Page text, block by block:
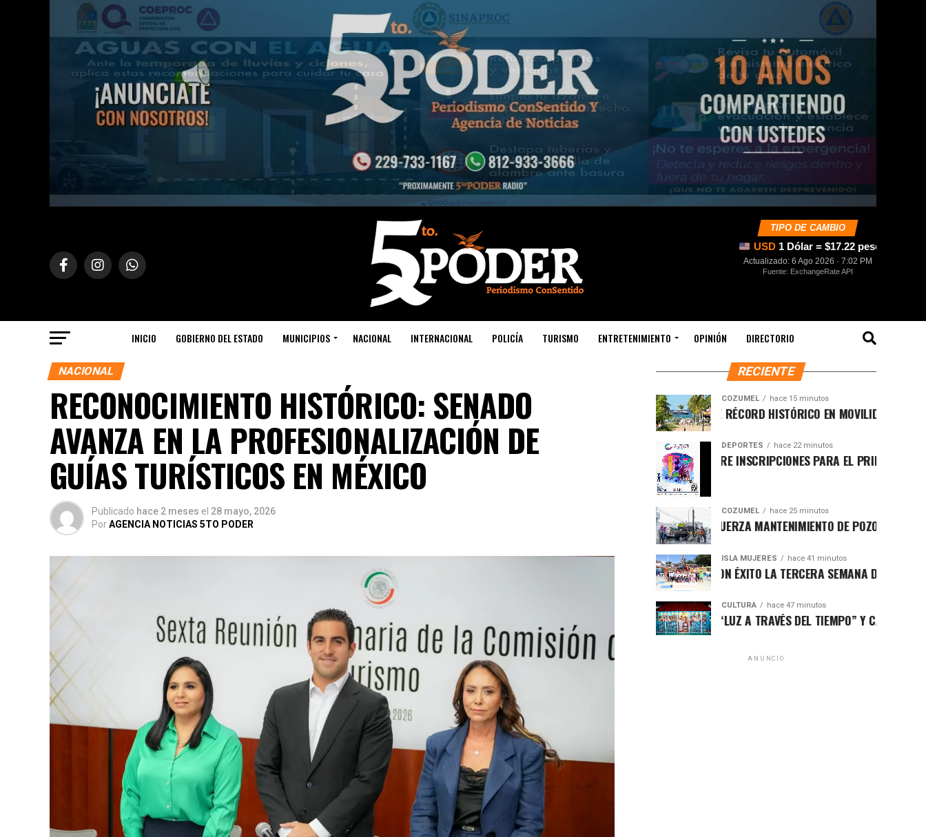
TIPO DE CAMBIO
USD 1 Dólar = $17.22 pesos
Actualizado: 6 Ago 2026 · 7:02 PM
Fuente: ExchangeRate API
INICIO GOBIERNO DEL ESTADO MUNICIPIOS NACIONAL INTERNACIONAL POLICÍA TURISMO ENTRETENIMIENTO OPINIÓN DIRECTORIO
NACIONAL
RECONOCIMIENTO HISTÓRICO: SENADO
AVANZA EN LA PROFESIONALIZACIÓN DE
GUÍAS TURÍSTICOS EN MÉXICO
Publicado hace 2 meses el 28 mayo, 2026
PorAGENCIA NOTICIAS 5TO PODER
RECIENTE
COZUMEL hace 15 minutos
JULIO ROMPE RÉCORD HISTÓRICO EN MOVILIDAD MARÍTIMA
DEPORTES hace 22 minutos
COZUMEL ABRE INSCRIPCIONES PARA EL PRIMER TRIATLÓN
COZUMEL hace 25 minutos
CHACÓN REFUERZA MANTENIMIENTO DE POZOS DE
ISLA MUJERES hace 41 minutos
CONCLUYE CON ÉXITO LA TERCERA SEMANA DEL CURSO DE
CULTURA hace 47 minutos
EXPOSICIÓN “LUZ A TRAVÉS DEL TIEMPO” Y CASITAS DE
ANUNCIO